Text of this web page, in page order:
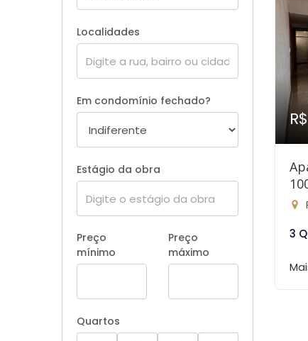
Localidades
Em condomínio fechado?
Estágio da obra
Preço
mínimo
Preço
máximo
Quartos
3